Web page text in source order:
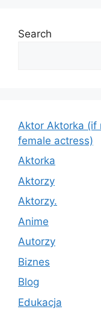
Search
Aktor Aktorka (if
female actress)
Aktorka
Aktorzy
Aktorzy.
Anime
Autorzy
Biznes
Blog
Edukacja